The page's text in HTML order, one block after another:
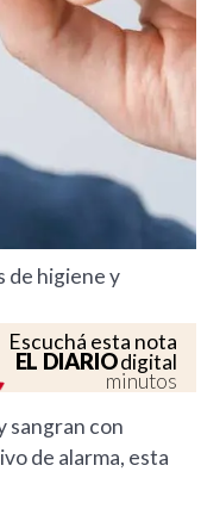
de higiene y
Escuchá esta nota
EL DIARIOdigital
minutos
sangran con
de alarma, esta